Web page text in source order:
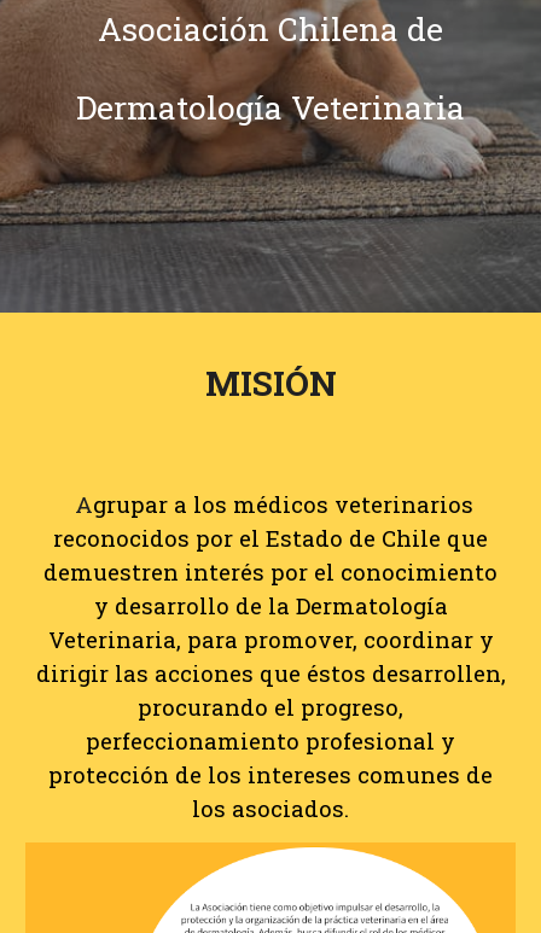
Asociación Chilena de
Dermatología Veterinaria
MISIÓN
Agrupar a los médicos veterinarios
reconocidos por el Estado de Chile que
demuestren interés por el conocimiento
y desarrollo de la Dermatología
Veterinaria, para promover, coordinar y
dirigir las acciones que éstos desarrollen,
procurando el progreso,
perfeccionamiento profesional y
protección de los intereses comunes de
los asociados.